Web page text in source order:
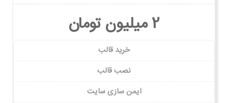
2 میلیون تومان
خرید قالب
نصب قالب
ایمن سازی سایت